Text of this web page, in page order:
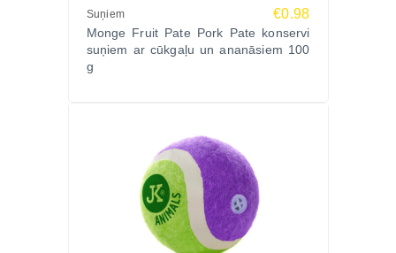
Suņiem €0.98
Monge Fruit Pate Pork Pate konservi
suņiem ar cūkgaļu un ananāsiem 100
g